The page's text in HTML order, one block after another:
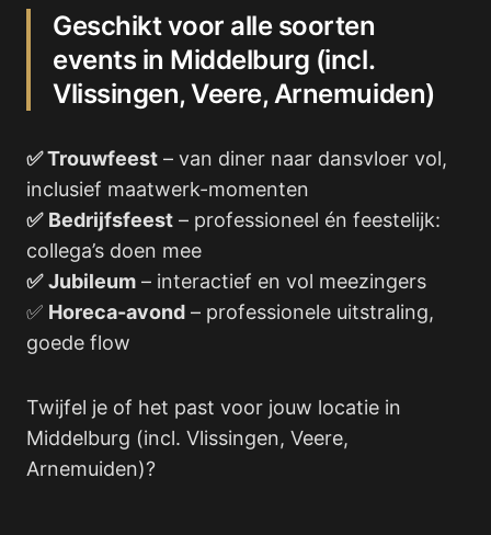
Geschikt voor alle soorten
events in Middelburg (incl.
Vlissingen, Veere, Arnemuiden)
✅ Trouwfeest – van diner naar dansvloer vol,
inclusief maatwerk-momenten
✅ Bedrijfsfeest – professioneel én feestelijk:
collega’s doen mee
✅ Jubileum – interactief en vol meezingers
✅ Horeca-avond – professionele uitstraling,
goede flow
Twijfel je of het past voor jouw locatie in
Middelburg (incl. Vlissingen, Veere,
Arnemuiden)?